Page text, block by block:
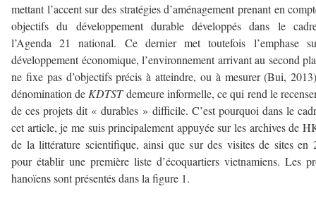
mettant l’accent sur des stratégies d’aménagement prenant en
objectifs du développement durable développés dans le
l’Agenda 21 national. Ce dernier met toutefois l’emphase
développement économique, l’environnement arrivant au second
ne fixe pas d’objectifs précis à atteindre, ou à mesurer (Bui,
dénomination de KDTSTdemeure informelle, ce qui rend le
de ces projets dit « durables » difficile. C’est pourquoi dans le
cet article, je me suis principalement appuyée sur les archives de
de la littérature scientifique, ainsi que sur des visites de sites en
pour établir une première liste d’écoquartiers vietnamiens. Les
hanoïens sont présentés dans la figure 1.